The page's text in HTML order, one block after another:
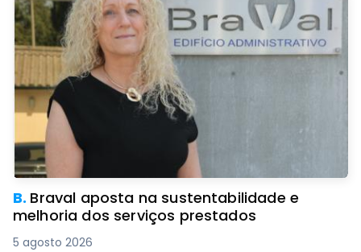
B. Braval aposta na sustentabilidade e
melhoria dos serviços prestados
5 agosto 2026